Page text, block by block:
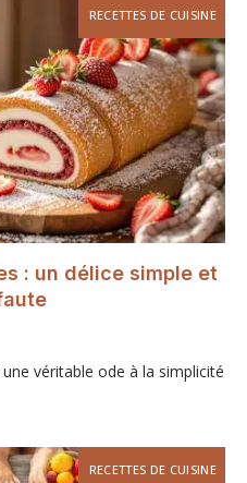
RECETTES DE CUISINE
: un délice simple et
véritable ode à la simplicité
RECETTES DE CUISINE